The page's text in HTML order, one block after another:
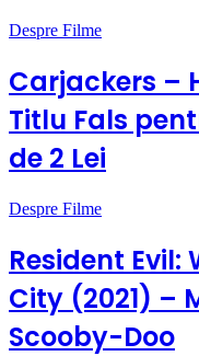
Despre Filme
Carjackers –
Titlu Fals
de 2 Lei
Despre Filme
Resident Evil:
City (2021) –
Scooby-Doo